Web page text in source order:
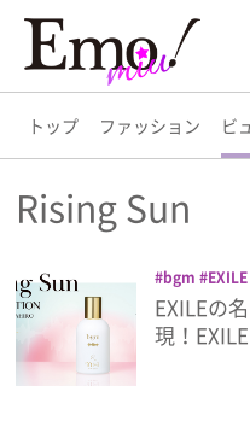
トップ ファッション ビ
トップ
ファッション
ビューティー
カフェ・グルメ
Rising Sun
bgm EXILE
Sun
スメ ビージ
グランス
楽曲
EXILEの
現！